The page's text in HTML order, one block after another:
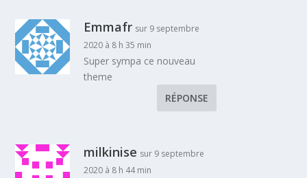
Emmafr sur 9 septembre
2020 à 8 h 35 min
Super sympa ce nouveau
theme
RÉPONSE
milkinise sur 9 septembre
2020 à 8 h 44 min